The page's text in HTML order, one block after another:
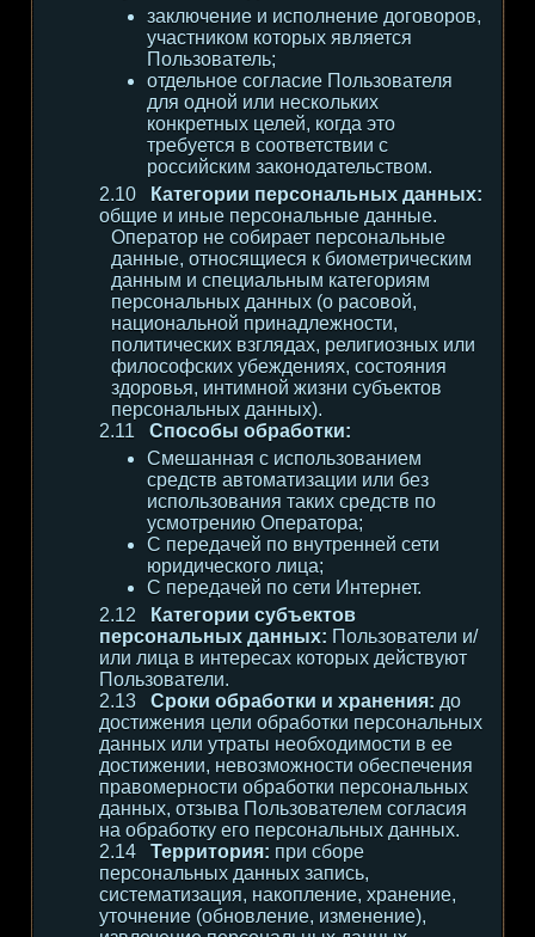
заключение и исполнение договоров,
участником которых является
Пользователь;
отдельное согласие Пользователя
для одной или нескольких
конкретных целей, когда это
требуется в соответствии с
российским законодательством.
Категории персональных данных:
общие и иные персональные данные.
Оператор не собирает персональные
данные, относящиеся к биометрическим
данным и специальным категориям
персональных данных (о расовой,
национальной принадлежности,
политических взглядах, религиозных или
философских убеждениях, состояния
здоровья, интимной жизни субъектов
персональных данных).
Способы обработки:
Смешанная с использованием
средств автоматизации или без
использования таких средств по
усмотрению Оператора;
С передачей по внутренней сети
юридического лица;
С передачей по сети Интернет.
Категории субъектов
персональных данных: Пользователи и/
или лица в интересах которых действуют
Пользователи.
Сроки обработки и хранения: до
достижения цели обработки персональных
данных или утраты необходимости в ее
достижении, невозможности обеспечения
правомерности обработки персональных
данных, отзыва Пользователем согласия
на обработку его персональных данных.
Территория: при сборе
персональных данных запись,
систематизация, накопление, хранение,
уточнение (обновление, изменение),